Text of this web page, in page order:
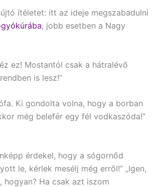
ítéletet: itt az ideje megszabadulni
, jobb esetben a Nagy
ez! Mostantól csak a hátralévő
is lesz!”
Ki gondolta volna, hogy a borban
még belefér egy fél vodkaszóda!”
érdekel, hogy a sógornőd
le, kérlek mesélj még erről!” „Igen,
Ha csak azt iszom